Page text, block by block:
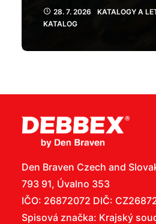
28. 7. 2026 KATALOGY A
KATALOG
Den Braven Czech and
793 91, Úvalno 353
IČO: 26872072 DIČ:
Spisová značka: Krajský